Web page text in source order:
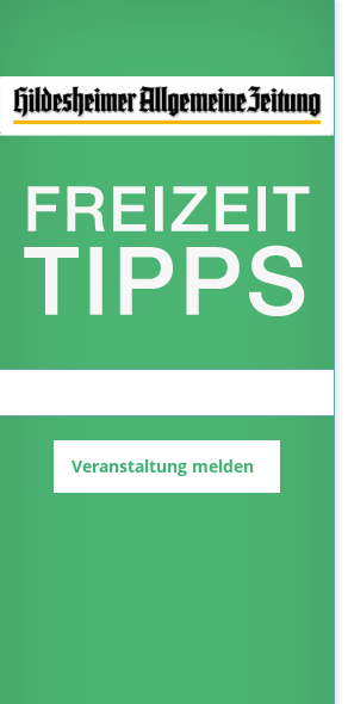
Veranstaltung melden